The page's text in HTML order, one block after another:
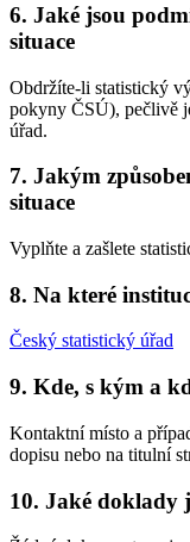
6. Jaké jsou
situace
Obdržíte-li statistický
pokyny ČSÚ), pečlivě
úřad.
7. Jakým
situace
Vyplňte a zašlete
8. Na které
Český statistický úřad
9. Kde, s kým a
Kontaktní místo a
dopisu nebo na titulní
10. Jaké doklady